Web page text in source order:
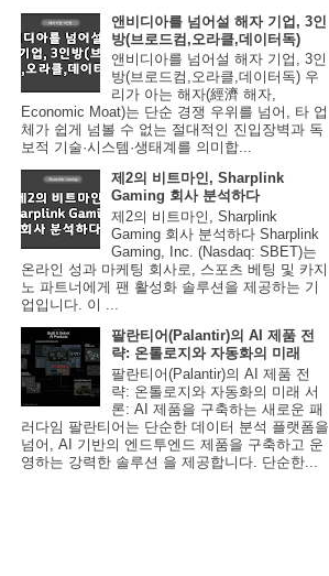
앤비디아를 넘어설 해자 기업, 3인
방(브로드컴,오라클,데이터독)
앤비디아를 넘어설 해자 기업, 3인
방(브로드컴,오라클,데이터독) 우
리가 아는 해자(經濟 해자,
Economic Moat)는 단순 경쟁 우위를 넘어, 타 업
체가 쉽게 넘볼 수 없는 절대적인 진입장벽과 독
보적 기술·시스템·생태계를 의미합...
제2의 비트마인, Sharplink
Gaming 회사 분석하다
제2의 비트마인, Sharplink
Gaming 회사 분석하다 Sharplink
Gaming, Inc. (Nasdaq: SBET)는
온라인 성과 마케팅 회사로, 스포츠 베팅 및 카지
노 파트너에게 팬 활성화 솔루션을 제공하는 기
업입니다. 이 ...
팔란티어(Palantir)의 AI 제품 전
략: 온톨로지와 자동화의 미래
팔란티어(Palantir)의 AI 제품 전
략: 온톨로지와 자동화의 미래 서
론: AI 제품을 구축하는 새로운 패
러다임 팔란티어는 단순한 데이터 분석 플랫폼을
넘어, AI 기반의 엔드투엔드 제품을 구축하고 운
영하는 강력한 솔루션 을 제공합니다. 단순한...